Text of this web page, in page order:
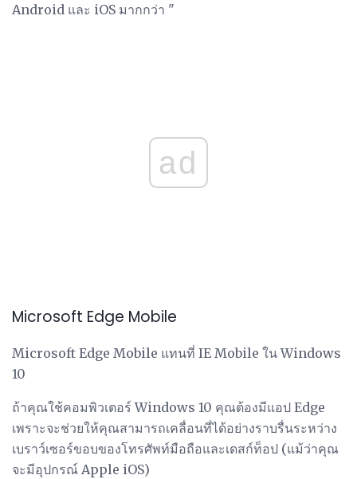
Android และ iOS มากกว่า "
ad
Microsoft Edge Mobile
Microsoft Edge Mobile แทนที่ IE Mobile ใน Windows
10
ถ้าคุณใช้คอมพิวเตอร์ Windows 10 คุณต้องมีแอป Edge
เพราะจะช่วยให้คุณสามารถเคลื่อนที่ได้อย่างราบรื่นระหว่าง
เบราว์เซอร์ขอบของโทรศัพท์มือถือและเดสก์ท็อป (แม้ว่าคุณ
จะมีอุปกรณ์ Apple iOS)